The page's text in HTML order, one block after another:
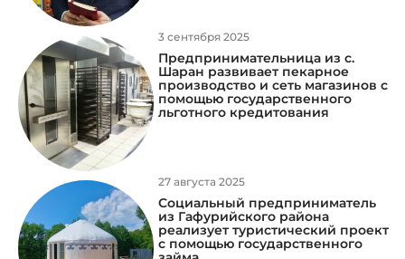
3 сентября 2025
Предпринимательница из с.
Шаран развивает пекарное
производство и сеть магазинов с
помощью государственного
льготного кредитования
27 августа 2025
Социальный предприниматель
из Гафурийского района
реализует туристический проект
с помощью государственного